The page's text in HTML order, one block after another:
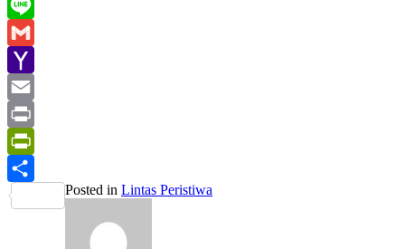
WhatsApp
Line
Gmail
Yahoo
Mail
Email
Print
PrintFriendly
Share
Posted in Lintas Peristiwa